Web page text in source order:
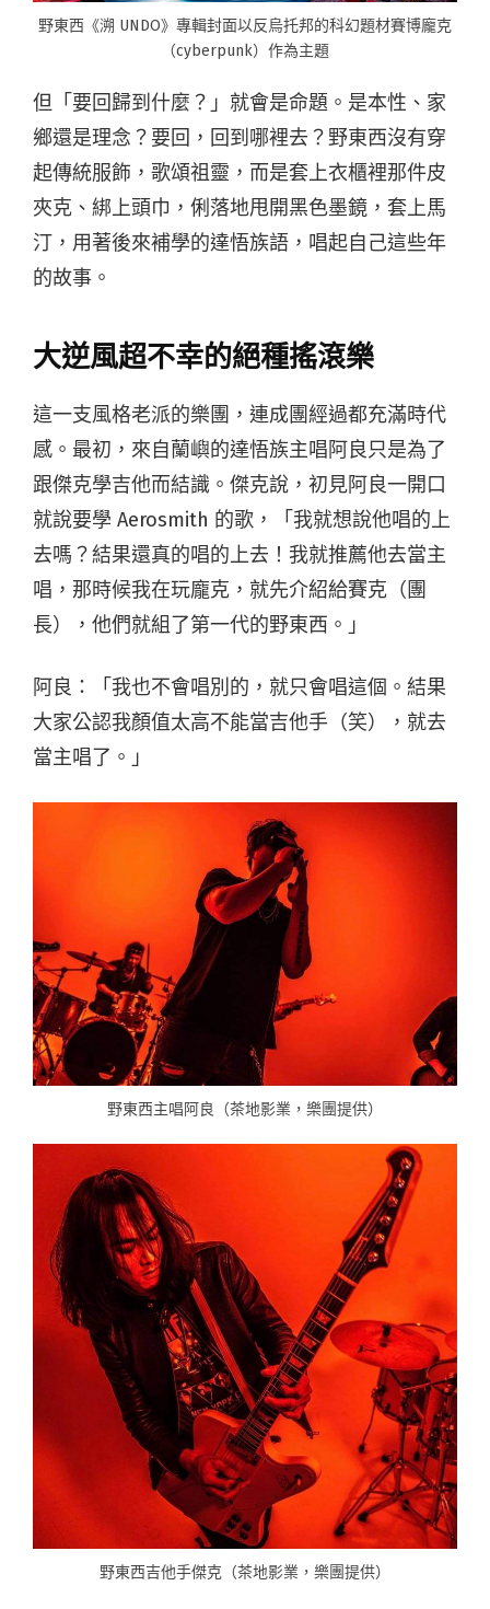
野東西《溯 UNDO》專輯封面以反烏托邦的科幻題材賽博龐克
（cyberpunk）作為主題
但「要回歸到什麼？」就會是命題。是本性、家
鄉還是理念？要回，回到哪裡去？野東西沒有穿
起傳統服飾，歌頌祖靈，而是套上衣櫃裡那件皮
夾克、綁上頭巾，俐落地甩開黑色墨鏡，套上馬
汀，用著後來補學的達悟族語，唱起自己這些年
的故事。
大逆風超不幸的絕種搖滾樂
這一支風格老派的樂團，連成團經過都充滿時代
感。最初，來自蘭嶼的達悟族主唱阿良只是為了
跟傑克學吉他而結識。傑克說，初見阿良一開口
就說要學 Aerosmith 的歌，「我就想說他唱的上
去嗎？結果還真的唱的上去！我就推薦他去當主
唱，那時候我在玩龐克，就先介紹給賽克（團
長），他們就組了第一代的野東西。」
阿良：「我也不會唱別的，就只會唱這個。結果
大家公認我顏值太高不能當吉他手（笑），就去
當主唱了。」
野東西主唱阿良（茶地影業，樂團提供）
野東西吉他手傑克（茶地影業，樂團提供）